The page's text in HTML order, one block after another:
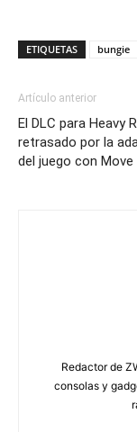
ETIQUETAS bungie
Artículo anterior
El DLC para Heavy
retrasado por la
del juego con Move
Redactor de
consolas y